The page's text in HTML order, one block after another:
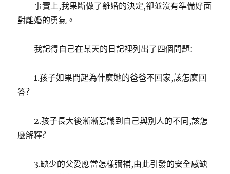
事實上,我果斷做了離婚的決定,卻並沒有準備好面
對離婚的勇氣。
我記得自己在某天的日記裡列出了四個問題:
1.孩子如果問起為什麼她的​​爸爸不回家,該怎麼回
答?
2.孩子長大後漸漸意識到自己與別人的不同,該怎
麼解釋?
3.缺少的父愛應當怎樣彌補,由此引發的安全感缺